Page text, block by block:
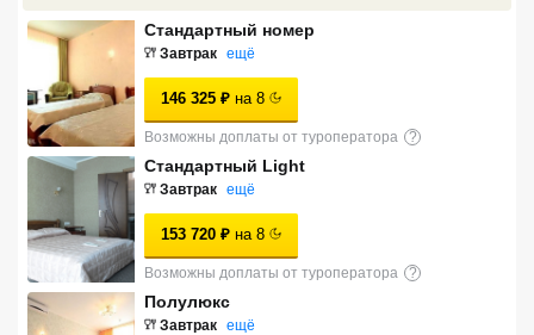
Стандартный номер
Завтрак ещё
146 325 ₽ на 8
Возможны доплаты от туроператора ?
Стандартный Light
Завтрак ещё
153 720 ₽ на 8
Возможны доплаты от туроператора ?
Полулюкс
Завтрак ещё
Сетевые отели Турции
Сетевые отели ОАЭ
Сетевые отели Таиланда
Сетевые отели Шри Ланки
Сетевые отели Вьетнама